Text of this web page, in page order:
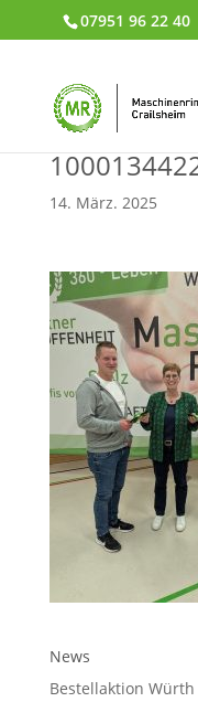
07951 96 22 40
14. März. 2025
News
Bestellaktion Würth